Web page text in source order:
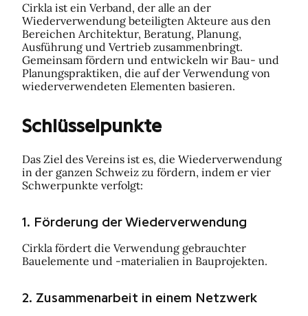
Cirkla ist ein Verband, der alle an der
Wiederverwendung beteiligten Akteure aus den
Bereichen Architektur, Beratung, Planung,
Ausführung und Vertrieb zusammenbringt.
Gemeinsam fördern und entwickeln wir Bau- und
Planungspraktiken, die auf der Verwendung von
wiederverwendeten Elementen basieren.
Schlüsselpunkte
Das Ziel des Vereins ist es, die Wiederverwendung
in der ganzen Schweiz zu fördern, indem er vier
Schwerpunkte verfolgt:
1. Förderung der Wiederverwendung
Cirkla fördert die Verwendung gebrauchter
Bauelemente und -materialien in Bauprojekten.
2. Zusammenarbeit in einem Netzwerk